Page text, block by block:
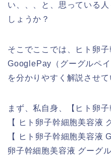
い、、、と、思っている
しょうか？
そこでここでは、ヒト卵
GooglePay（グーグルペ
を分かりやすく解説させて
まず、私自身、【ヒト卵
【 ヒト卵子幹細胞美容液
【 ヒト卵子幹細胞美容液
卵子幹細胞美容液 グーグ